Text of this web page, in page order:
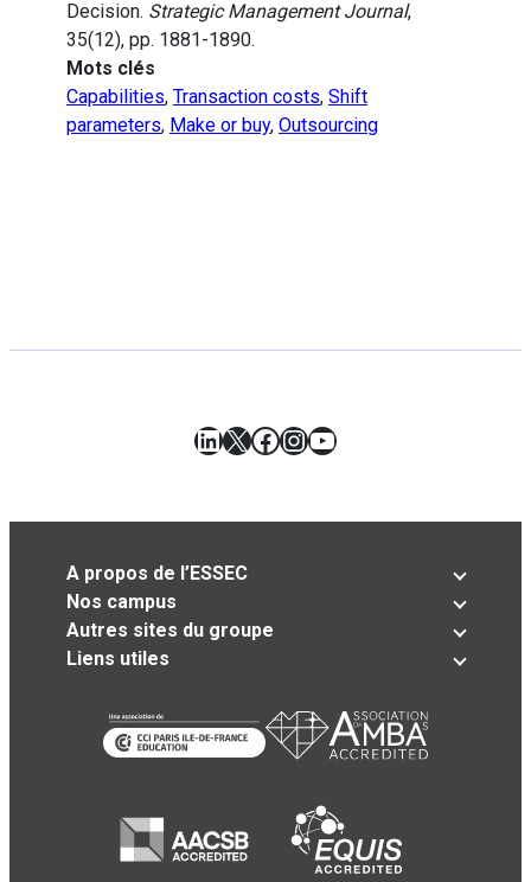
Decision. Strategic Management Journal,
35(12), pp. 1881-1890.
Mots clés
Capabilities, Transaction costs, Shift
parameters, Make or buy, Outsourcing
LinkedIn
X Facebook
Instagram
YouTube
A propos de l’ESSEC
Nos campus
Autres sites du groupe
Liens utiles